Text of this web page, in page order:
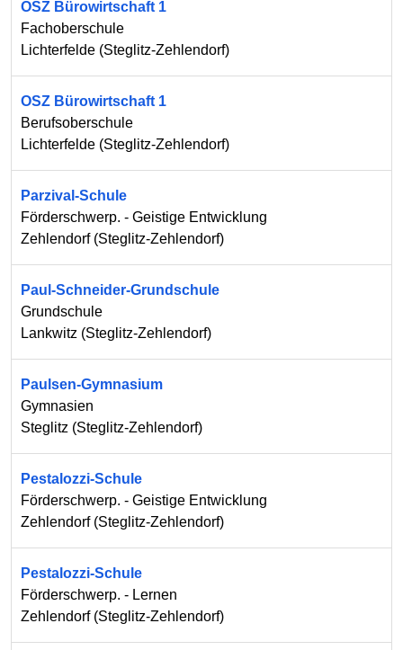
OSZ Bürowirtschaft 1
Fachoberschule
Lichterfelde (Steglitz-Zehlendorf)
OSZ Bürowirtschaft 1
Berufsoberschule
Lichterfelde (Steglitz-Zehlendorf)
Parzival-Schule
Förderschwerp. - Geistige Entwicklung
Zehlendorf(Steglitz-Zehlendorf)
Paul-Schneider-Grundschule
Grundschule
Lankwitz (Steglitz-Zehlendorf)
Paulsen-Gymnasium
Gymnasien
Steglitz (Steglitz-Zehlendorf)
Pestalozzi-Schule
Förderschwerp. - Geistige Entwicklung
Zehlendorf(Steglitz-Zehlendorf)
Pestalozzi-Schule
Förderschwerp. - Lernen
Zehlendorf(Steglitz-Zehlendorf)